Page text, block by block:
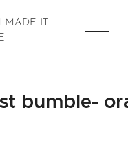
MADE IT
bumble-